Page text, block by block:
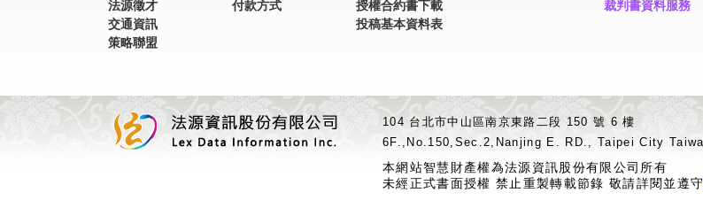
法源徵才
交通資訊
策略聯盟
付款方式
授權合約書下載
投稿基本資料表
裁判書資料服務
104 台北市中山區南京東路二段 150 號 6 樓
6F.,No.150,Sec.2,Nanjing E. RD., Taipei City
本網站智慧財產權為法源資訊股份有限公司所有
未經正式書面授權 禁止重製轉載節錄 敬請詳閱並遵